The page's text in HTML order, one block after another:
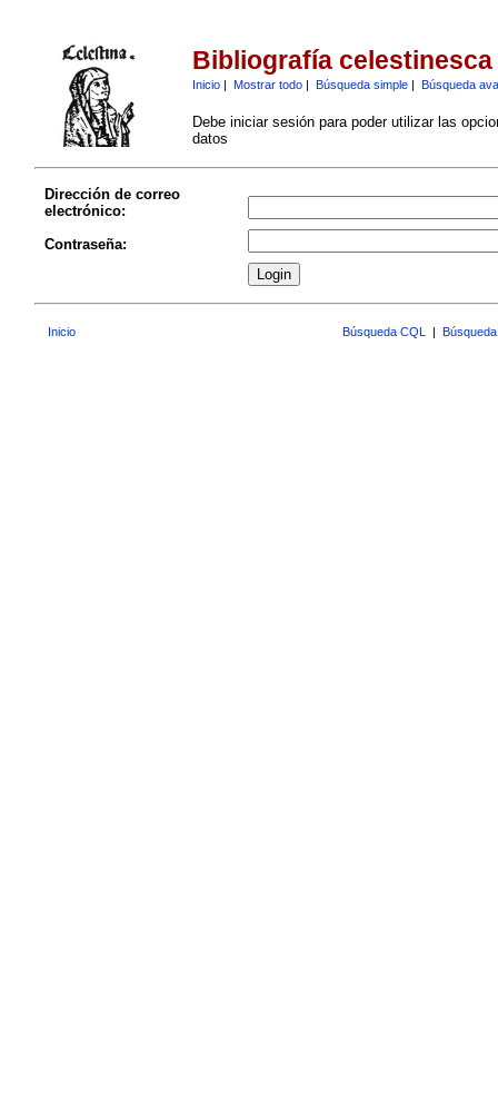
Bibliografía celestinesca
Inicio| Mostrar todo| Búsqueda simple| Búsqueda
Debe iniciar sesión para poder utilizar las
datos
Dirección de correo
electrónico:
Contraseña:
Inicio Búsqueda CQL |